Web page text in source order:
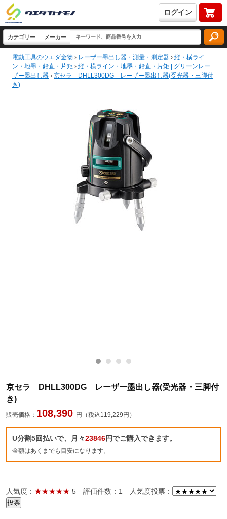
ログイン
電動工具のウエダ金物 › レーザー墨出し器・測量・測定器 › 縦・横ライ
ン・地墨・鉛直・片矩 › 縦・横ライン・地墨・鉛直・片矩 | グリーンレー
ザー墨出し器 › 京セラ DHLL300DG レーザー墨出し器(受光器・三脚付
き)
京セラ DHLL300DG レーザー墨出し器(受光器・三脚付
き)
販売価格： 108,390 円（税込119,229円）
U分割5回払いで、月々23846円でご購入できます。
金額はあくまでも目安になります。
人気度： ★★★★★ 5 評価件数：1 人気度投票：